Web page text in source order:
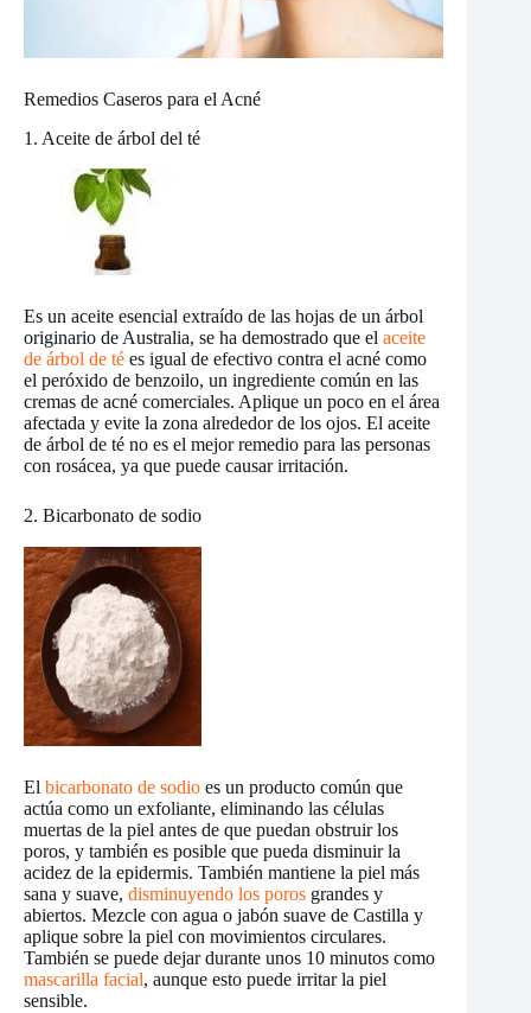
Remedios Caseros para el Acné
1. Aceite de árbol del té
Es un aceite esencial extraído de las hojas de un árbol
originario de Australia, se ha demostrado que el aceite
de árbol de té es igual de efectivo contra el acné como
el peróxido de benzoilo, un ingrediente común en las
cremas de acné comerciales. Aplique un poco en el área
afectada y evite la zona alrededor de los ojos. El aceite
de árbol de té no es el mejor remedio para las personas
con rosácea, ya que puede causar irritación.
2. Bicarbonato de sodio
El bicarbonato de sodio es un producto común que
actúa como un exfoliante, eliminando las células
muertas de la piel antes de que puedan obstruir los
poros, y también es posible que pueda disminuir la
acidez de la epidermis. También mantiene la piel más
sana y suave, disminuyendo los poros grandes y
abiertos. Mezcle con agua o jabón suave de Castilla y
aplique sobre la piel con movimientos circulares.
También se puede dejar durante unos 10 minutos como
mascarilla facial, aunque esto puede irritar la piel
sensible.